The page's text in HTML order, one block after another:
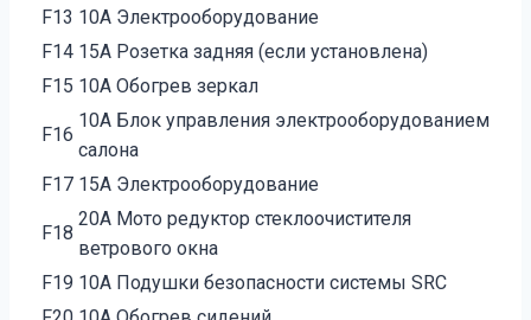
F13 10А Электрооборудование
F14 15А Розетка задняя (если установлена)
F15 10А Обогрев зеркал
F16
10А Блок управления электрооборудованием
салона
F17 15А Электрооборудование
F18
20А Мото редуктор стеклоочистителя
ветрового окна
F19 10А Подушки безопасности системы SRC